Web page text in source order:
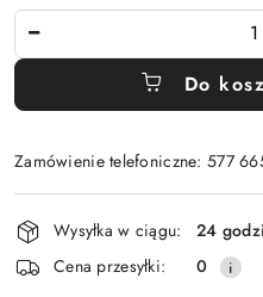
Do
Zamówienie telefoniczne: 577
Dostępność
i
dostawa
Wysyłka w ciągu:
24
Cena przesyłki:
0